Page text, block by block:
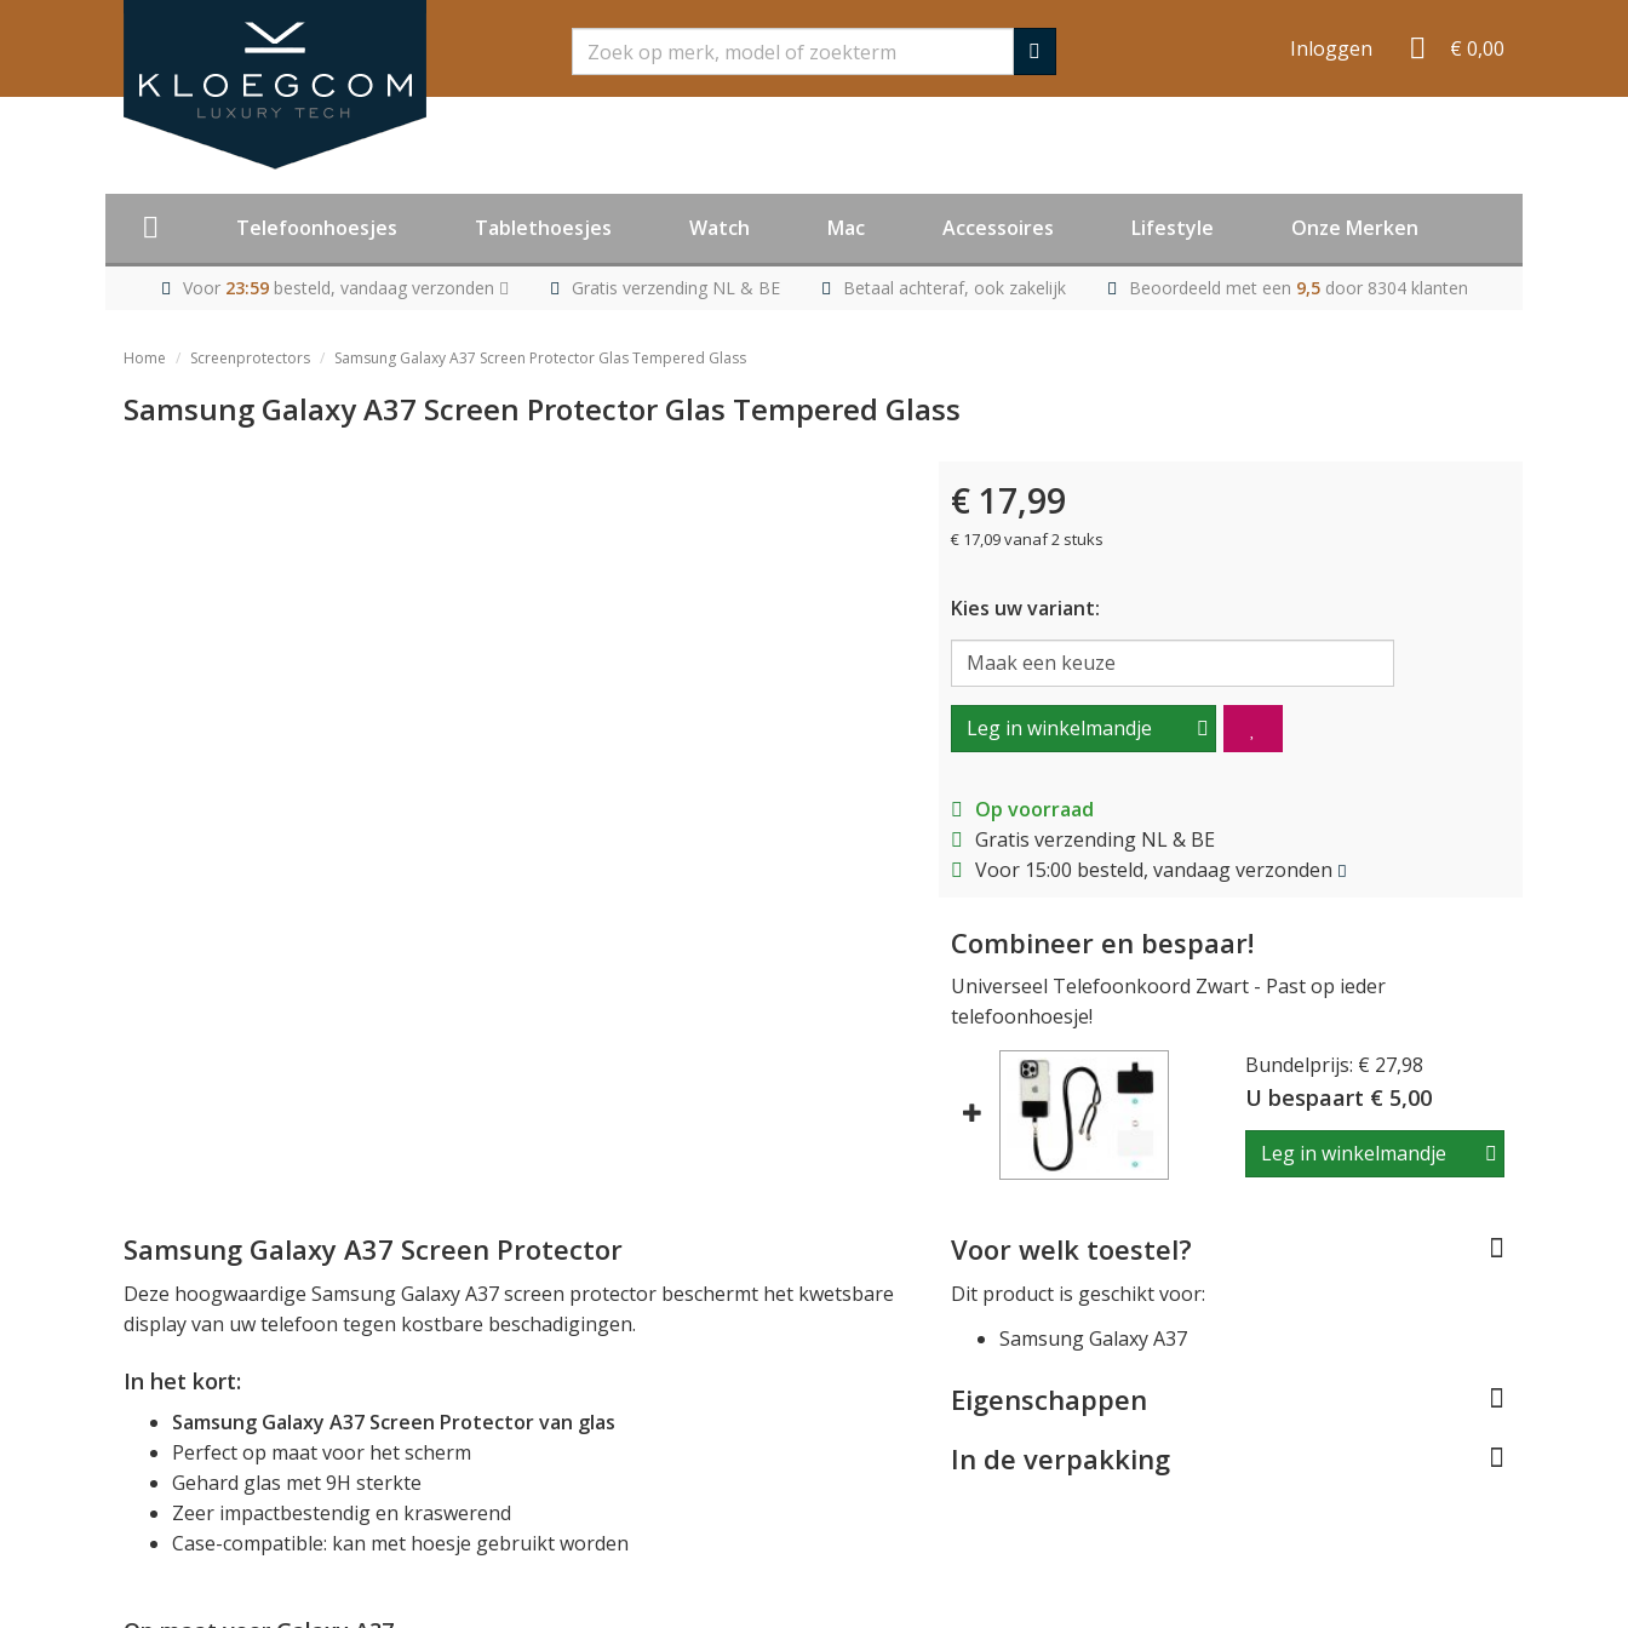
Zoeken Inloggen € 0,00
Telefoonhoesjes Tablethoesjes Watch Mac Accessoires Lifestyle Onze Merken
Voor 23:59besteld, vandaag verzonden Gratis verzending NL & BE Betaal achteraf, ook zakelijk Beoordeeld met een 9,5 door 8304 klanten
Home Screenprotectors Samsung Galaxy A37 Screen Protector Glas Tempered Glass
Samsung Galaxy A37 Screen Protector Glas Tempered Glass
€ 17,99
€ 17,09 vanaf 2 stuks
Kies uw variant:
Leg in winkelmandje
Op voorraad
Gratis verzending NL & BE
Voor 15:00 besteld, vandaag verzonden
Combineer en bespaar!
Universeel Telefoonkoord Zwart - Past op ieder
telefoonhoesje!
Bundelprijs: € 27,98
U bespaart € 5,00
Leg in winkelmandje
Samsung Galaxy A37 Screen Protector
Deze hoogwaardige Samsung Galaxy A37 screen protector beschermt het kwetsbare
display van uw telefoon tegen kostbare beschadigingen.
In het kort:
Samsung Galaxy A37 Screen Protector van glas
Perfect op maat voor het scherm
Gehard glas met 9H sterkte
Zeer impactbestendig en kraswerend
Case-compatible: kan met hoesje gebruikt worden
Voor welk toestel?
Dit product is geschikt voor:
Samsung Galaxy A37
Eigenschappen
In de verpakking